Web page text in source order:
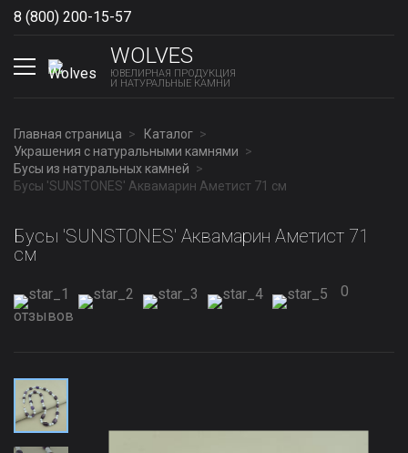
8 (800) 200-15-57
WOLVES
ЮВЕЛИРНАЯ ПРОДУКЦИЯ
И НАТУРАЛЬНЫЕ КАМНИ
Главная страница
Каталог
Украшения с натуральными камнями
Бусы из натуральных камней
Бусы 'SUNSTONES' Аквамарин Аметист 71 см
Бусы 'SUNSTONES' Аквамарин Аметист 71
см
0
отзывов